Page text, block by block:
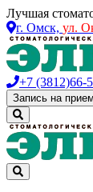
Лучшая
г. Омск, ул.
+7 (3812)66-
Запись на прием